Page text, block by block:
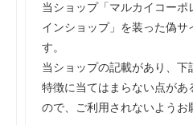
当ショップ「マルカイコー
インショップ」を装った偽
す。
当ショップの記載があり、
特徴に当てはまらない点が
ので、ご利用されないようお